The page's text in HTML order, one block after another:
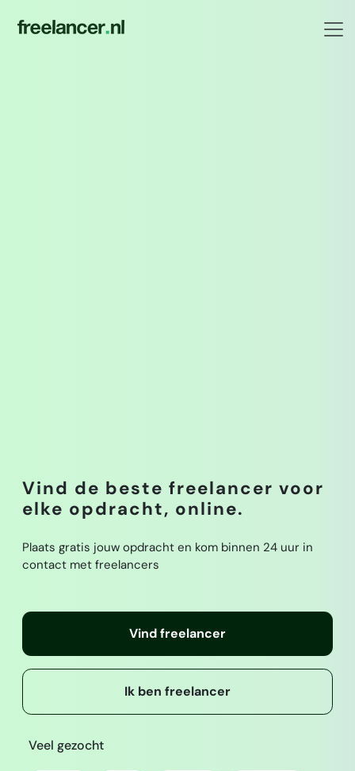
Vind de beste freelancer voor
elke opdracht, online.
Plaats gratis jouw opdracht en kom binnen 24 uur in
contact met freelancers
Vind freelancer
Ik ben freelancer
Veel gezocht